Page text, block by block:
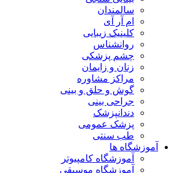
سالمندان
ام آر آی
کلینیک زیبایی
روانشناس
چشم پزشکی
زنان و زایمان
مراکز مشاوره
گوش و حلق و بینی
جراحی بینی
دندانپزشک
پزشک عمومی
طب سنتی
آموزشگاه ها
آموزشگاه کامپیوتر
آموزشگاه موسیقی